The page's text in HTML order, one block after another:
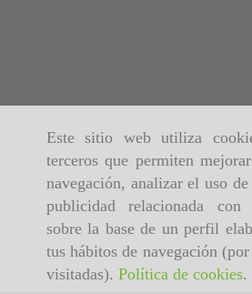
Este sitio web utiliza
terceros que permiten
navegación, analizar el uso
publicidad relacionada con
sobre la base de un perfil
tus hábitos de navegación
visitadas). Política de cookies.